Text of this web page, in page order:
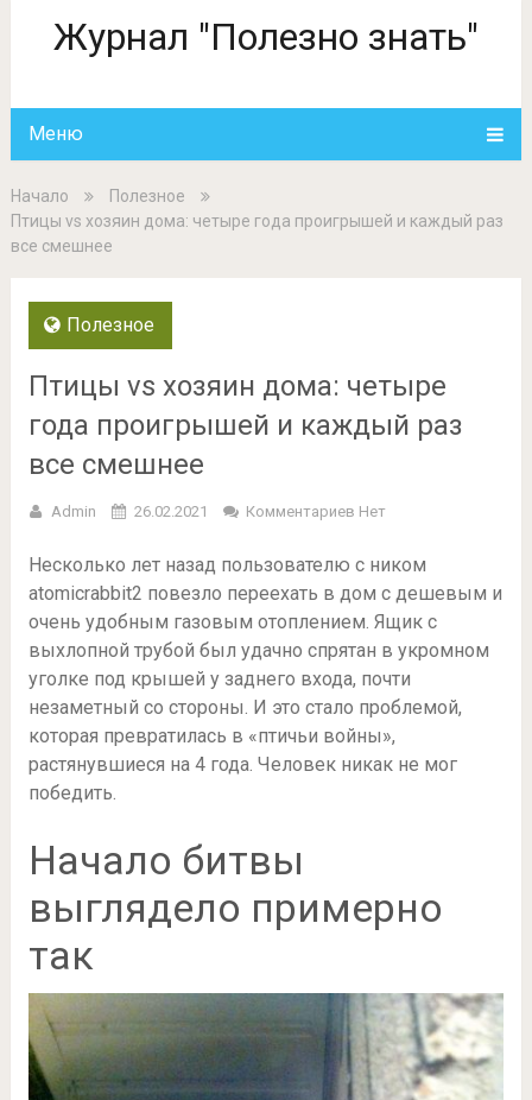
Журнал "Полезно знать"
Меню
Начало
Полезное
Птицы vs хозяин дома: четыре года проигрышей и каждый раз
все смешнее
Полезное
Птицы vs хозяин дома: четыре
года проигрышей и каждый раз
все смешнее
Admin 26.02.2021 Комментариев Нет
Несколько лет назад пользователю с ником
atomicrabbit2 повезло переехать в дом с дешевым и
очень удобным газовым отоплением. Ящик с
выхлопной трубой был удачно спрятан в укромном
уголке под крышей у заднего входа, почти
незаметный со стороны. И это стало проблемой,
которая превратилась в «птичьи войны»,
растянувшиеся на 4 года. Человек никак не мог
победить.
Начало битвы
выглядело примерно
так